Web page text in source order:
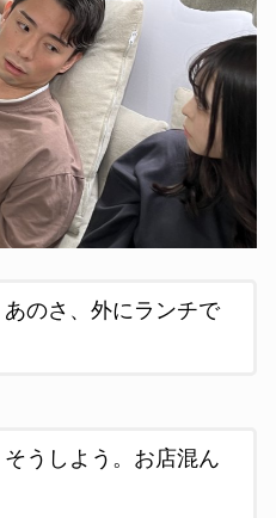
のさ、外にランチで
うしよう。お店混ん